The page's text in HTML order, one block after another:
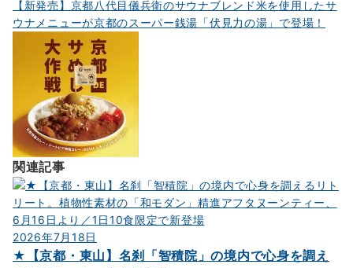
ン【新発売】京都八代目儀兵衛のサウナブレンド米を使用したサ
ウナメニューが京都のスーパー銭湯「伏見力の湯」で登場！
関連記事
2026年7月18日
★【京都・東山】名刹「智積院」の境内で心身を調え